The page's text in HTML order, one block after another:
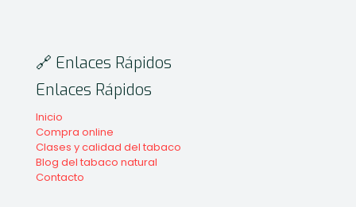
🔗 Enlaces Rápidos
Enlaces Rápidos
Inicio
Compra online
Clases y calidad del tabaco
Blog del tabaco natural
Contacto